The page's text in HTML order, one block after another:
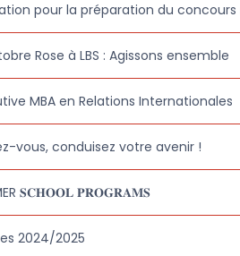
pour la préparation du
Rose à LBS : Agissons ensemble
MBA en Relations Internationales
vous, conduisez votre avenir !
𝐒𝐂𝐇𝐎𝐎𝐋 𝐏𝐑𝐎𝐆𝐑𝐀𝐌𝐒
2024/2025